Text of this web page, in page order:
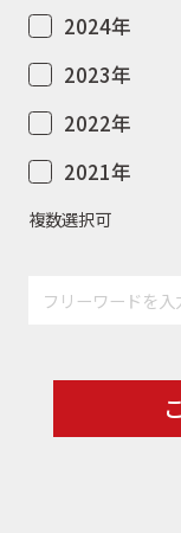
2024年
2023年
2022年
2021年
複数選択可